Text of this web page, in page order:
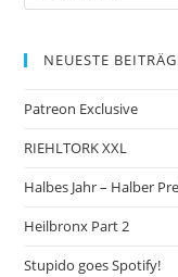
NEUESTE
Patreon Exclusive
RIEHLTORK XXL
Halbes Jahr – Halber
Heilbronx Part 2
Stupido goes Spotify!